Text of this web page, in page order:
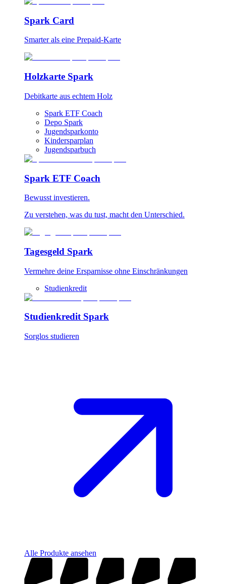
Spark Card
Smarter als eine Prepaid-Karte
Holzkarte Spark
Debitkarte aus echtem Holz
Spark ETF Coach
Depo Spark
Jugendsparkonto
Kindersparplan
Jugendsparbuch
Spark ETF Coach
Bewusst investieren.
Zu verstehen, was du tust, macht den Unterschied.
Tagesgeld Spark
Vermehre deine Ersparnisse ohne Einschränkungen
Studienkredit
Studienkredit Spark
Sorglos studieren
Alle Produkte ansehen